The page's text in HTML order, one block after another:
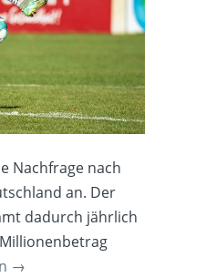
Nachfrage nach
an. Der
dadurch jährlich
→